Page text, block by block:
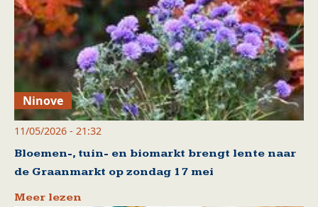
Ninove
11/05/2026 - 21:32
Bloemen-, tuin- en biomarkt brengt lente naar
de Graanmarkt op zondag 17 mei
Meer lezen